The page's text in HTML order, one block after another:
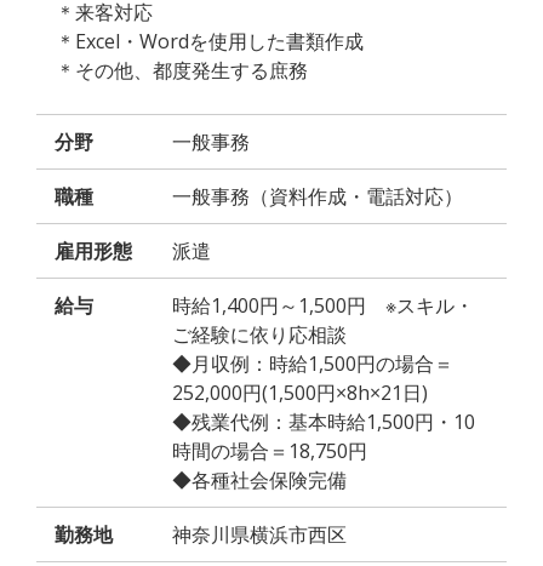
＊来客対応
＊Excel・Wordを使用した書類作成
＊その他、都度発生する庶務
分野 一般事務
職種 一般事務（資料作成・電話対応）
雇用形態 派遣
給与
時給1,400円～1,500円 ※スキル・
ご経験に依り応相談
◆月収例：時給1,500円の場合＝
252,000円(1,500円×8h×21日)
◆残業代例：基本時給1,500円・10
時間の場合＝18,750円
◆各種社会保険完備
勤務地 神奈川県横浜市西区